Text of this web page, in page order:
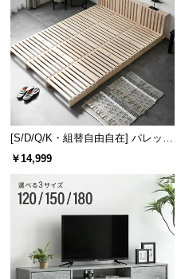
たっぷり収まる引き出
[S/D/Q/K・組替自由自在] パレット
ベッド 8/12/16枚セット
￥14,999